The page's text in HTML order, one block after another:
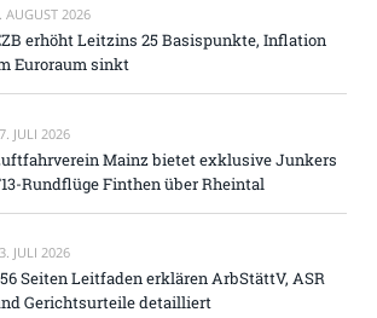
AUGUST 2026
erhöht Leitzins 25 Basispunkte, Inflation
Euroraum sinkt
JULI 2026
Mainz bietet exklusive Junkers
Rundflüge Finthen über Rheintal
JULI 2026
Seiten Leitfaden erklären ArbStättV, ASR
Gerichtsurteile detailliert